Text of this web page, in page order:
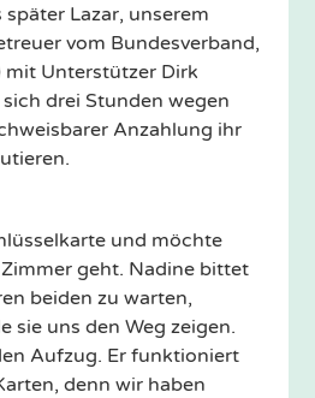
Lazar, unserem
vom Bundesverband,
mit Unterstützer Dirk
drei Stunden wegen
Anzahlung ihr
und möchte
geht. Nadine bittet
beiden zu warten,
sie uns den Weg zeigen.
Aufzug. Er funktioniert
denn wir haben